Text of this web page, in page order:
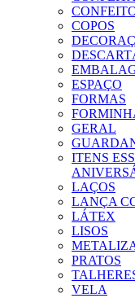
COPOS
ESPAÇO
FORMAS
GERAL
ITENS
LAÇOS
LANÇA
LÁTEX
LISOS
PRATOS
VELA